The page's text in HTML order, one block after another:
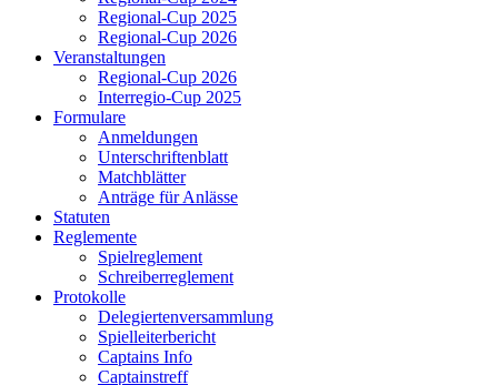
Regional-Cup 2025
Regional-Cup 2026
Veranstaltungen
Regional-Cup 2026
Interregio-Cup 2025
Formulare
Anmeldungen
Unterschriftenblatt
Matchblätter
Anträge für Anlässe
Statuten
Reglemente
Spielreglement
Schreiberreglement
Protokolle
Delegiertenversammlung
Spielleiterbericht
Captains Info
Captainstreff